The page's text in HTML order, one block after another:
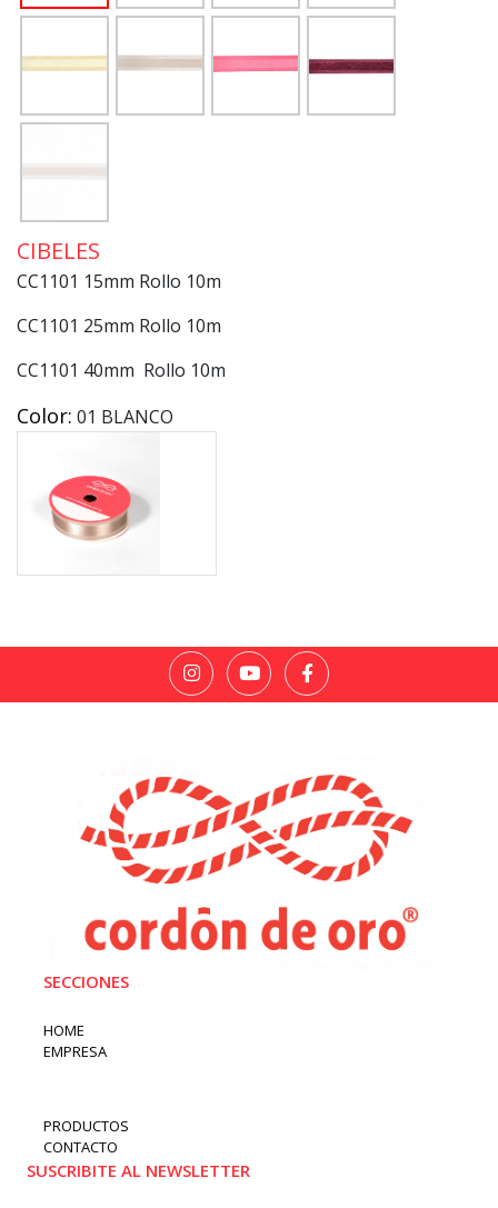
CIBELES
CC1101 15mm Rollo 10m
CC1101 25mm Rollo 10m
CC1101 40mm Rollo 10m
Color: 01 BLANCO
SECCIONES
HOME
EMPRESA
PRODUCTOS
CONTACTO
SUSCRIBITE AL NEWSLETTER